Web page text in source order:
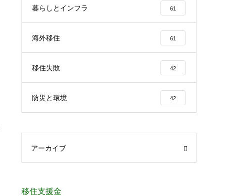
暮らしとインフラ 61
海外移住 61
移住失敗 42
防災と環境 42
アーカイブ
移住支援金